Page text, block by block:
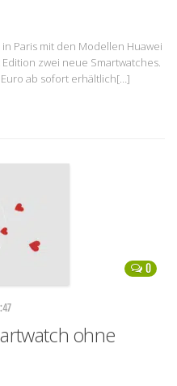
Paris mit den Modellen Huawei
zwei neue Smartwatches.
ab sofort erhältlich[…]
0
ohne